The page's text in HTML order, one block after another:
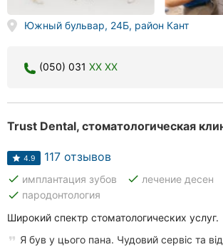
Южный бульвар, 24Б, район Кант
(050) 031 XX XX
Trust Dental, стоматологическая
4.9 117 отзывов
done имплантация зубов done лечение десен
done пародонтология
Широкий спектр стоматологических услуг.
Я був у цього пана. Чудовий сервіс та